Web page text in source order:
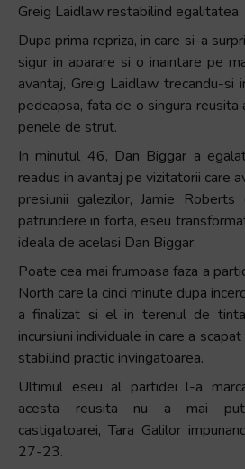
Greig Laidlaw restabilind egalitatea.
Dupa prima repriza, in care si-a
sigur in aparare si o inaintare pe
avantaj, Greig Laidlaw trecandu-si
pedeapsa, fata de o singura reusita
penele de strut.
In minutul 46, Dan Biggar a
readus in avantaj pe vizitatorii care
presiunii galezilor, Jamie
patrundere in forta, eseu
ideala de acelasi Dan Biggar.
Poate cea mai frumoasa faza a
North care la cinci minute dupa
a finalizat si el in terenul de
incursiuni individuale in care a
stabilind practic invingatoarea.
Ultimul eseu al partidei l-a
acesta reusita nu a mai
castigatoarei, Tara Galilor
27-23.